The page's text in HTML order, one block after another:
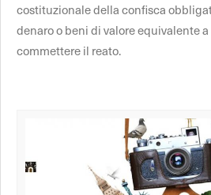
costituzionale della confisca
denaro o beni di valore equivalente
commettere il reato.